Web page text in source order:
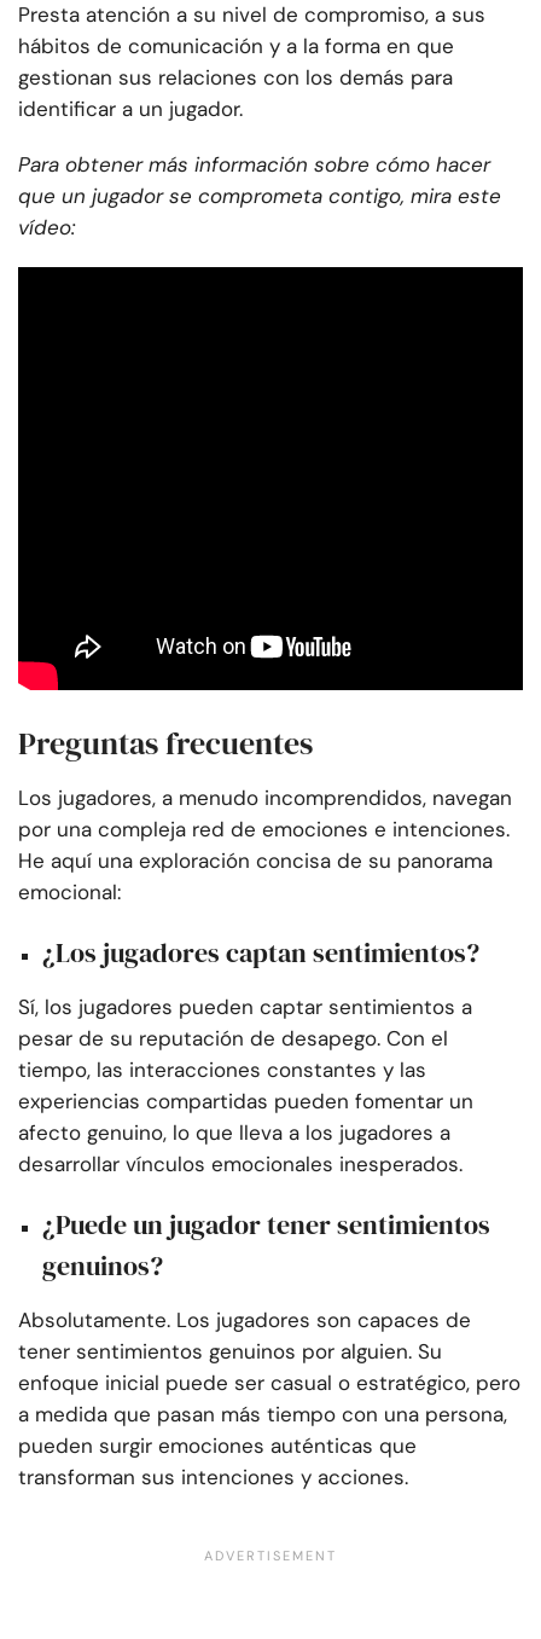
Presta atención a su nivel de compromiso, a sus
hábitos de comunicación y a la forma en que
gestionan sus relaciones con los demás para
identificar a un jugador.
Para obtener más información sobre cómo hacer
que un jugador se comprometa contigo, mira este
vídeo:
Preguntas frecuentes
Los jugadores, a menudo incomprendidos, navegan
por una compleja red de emociones e intenciones.
He aquí una exploración concisa de su panorama
emocional:
¿Los jugadores captan sentimientos?
Sí, los jugadores pueden captar sentimientos a
pesar de su reputación de desapego. Con el
tiempo, las interacciones constantes y las
experiencias compartidas pueden fomentar un
afecto genuino, lo que lleva a los jugadores a
desarrollar vínculos emocionales inesperados.
¿Puede un jugador tener sentimientos
genuinos?
Absolutamente. Los jugadores son capaces de
tener sentimientos genuinos por alguien. Su
enfoque inicial puede ser casual o estratégico, pero
a medida que pasan más tiempo con una persona,
pueden surgir emociones auténticas que
transforman sus intenciones y acciones.